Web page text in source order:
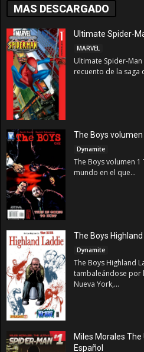
MAS DESCARGADO
Ultimate Spider-
MARVEL
Ultimate Spider-
recuento de la saga
The Boys
Dynamite
The Boys volumen 1
mundo en el que...
The Boys
Dynamite
The Boys Highland
tambaleándose por
Nueva York,...
Miles Morales
Español